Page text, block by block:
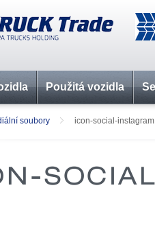
Použitá vozidla
soubory icon-social-instagram